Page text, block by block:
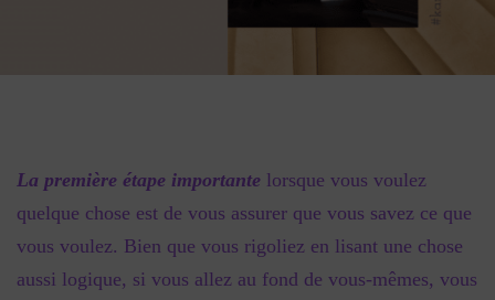
La première étape importante lorsque vous voulez
quelque chose est de vous assurer que vous savez ce que
vous voulez. Bien que vous rigoliez en lisant une chose
aussi logique, si vous allez au fond de vous-mêmes, vous